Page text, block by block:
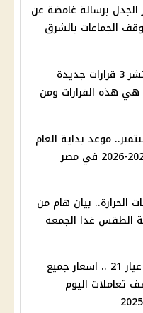
برسالة غامضة عن
الجماعات بالشرق
الجريدة الرسمية تنشر 3 قرارات جديدة
هي هذه القرارات ومن
تبدأ 20 سبتمبر.. موعد بداية العام
الحرارة.. بيان هام من
الطقس غدا الجمعه
انخفاض جديد فى عيار 21 .. اسعار جميع
تعاملات اليوم